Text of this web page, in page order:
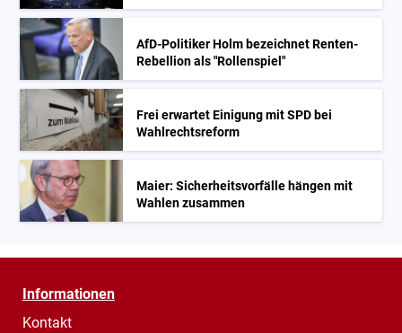
AfD-Politiker Holm bezeichnet Renten-
Rebellion als "Rollenspiel"
Frei erwartet Einigung mit SPD bei
Wahlrechtsreform
Maier: Sicherheitsvorfälle hängen mit
Wahlen zusammen
Informationen
Kontakt